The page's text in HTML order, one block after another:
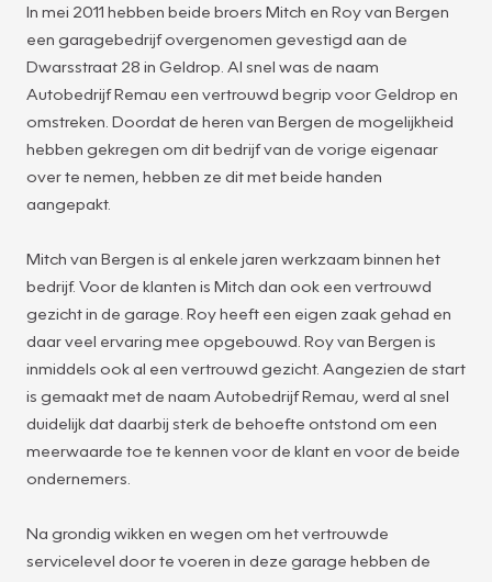
In mei 2011 hebben beide broers Mitch en Roy van Bergen
een garagebedrijf overgenomen gevestigd aan de
Dwarsstraat 28 in Geldrop. Al snel was de naam
Autobedrijf Remau een vertrouwd begrip voor Geldrop en
omstreken. Doordat de heren van Bergen de mogelijkheid
hebben gekregen om dit bedrijf van de vorige eigenaar
over te nemen, hebben ze dit met beide handen
aangepakt.
Mitch van Bergen is al enkele jaren werkzaam binnen het
bedrijf. Voor de klanten is Mitch dan ook een vertrouwd
gezicht in de garage. Roy heeft een eigen zaak gehad en
daar veel ervaring mee opgebouwd. Roy van Bergen is
inmiddels ook al een vertrouwd gezicht. Aangezien de start
is gemaakt met de naam Autobedrijf Remau, werd al snel
duidelijk dat daarbij sterk de behoefte ontstond om een
meerwaarde toe te kennen voor de klant en voor de beide
ondernemers.
Na grondig wikken en wegen om het vertrouwde
servicelevel door te voeren in deze garage hebben de